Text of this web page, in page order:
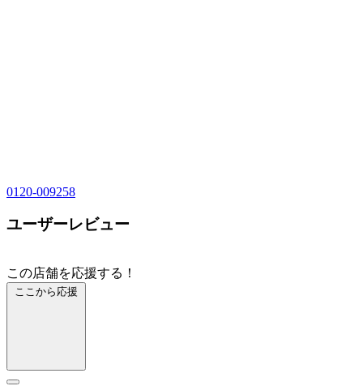
0120-009258
ユーザーレビュー
この店舗を応援する！
ここから応援